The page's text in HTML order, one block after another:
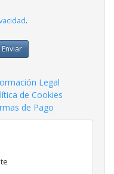
.
Enviar
Legal
de Cookies
de Pago